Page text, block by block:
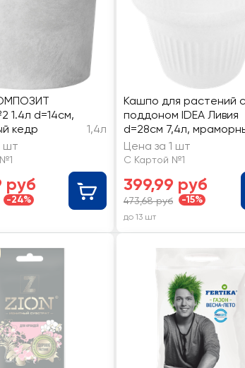
1.4л d=14см,
кедр
1,4л
шт
руб
-24%
Кашпо для растений с
поддоном IDEA Ливия
d=28см 7,4л,
Арт. М3021
Цена за 1 шт
С Картой №1
399,99 руб
473,68 руб -15%
до 13 шт